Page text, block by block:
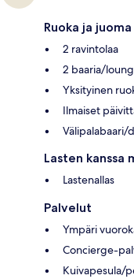
Ruoka ja juoma
2 ravintolaa
2 baaria/
Yksityinen
Ilmaiset
Välipalabaari/
Lasten kanssa
Lastenallas
Palvelut
Ympäri
Concierge-
Kuivapesula/